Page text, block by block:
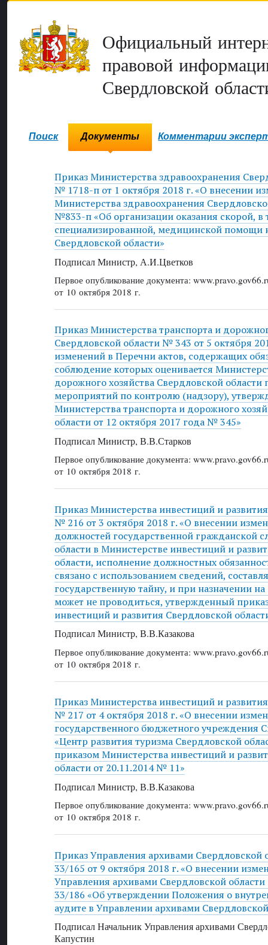
Официальный
правовой
Свердловской
Поиск Документы Комментарии
Приказ Министерства здравоохранения
№ 1718-п от 1 октября 2018 г. «О внесении
Министерства здравоохранения
№833-п «Об организации оказания скорой, в
специализированной, медицинской помощи
Свердловской области»
Подписал Министр, А.И.Цветков
Первое опубликование документа:
от 10 октября 2018 г.
Приказ Министерства транспорта и
Свердловской области № 343 от 5 октября
изменений в Перечни актов, содержащих
соблюдение которых оценивается
дорожного хозяйства Свердловской
мероприятий по контролю (надзору),
Министерства транспорта и дорожного
области от 12 октября 2017 года № 345»
Подписал Министр, В.В.Старков
Первое опубликование документа:
от 10 октября 2018 г.
Приказ Министерства инвестиций и
№ 216 от 3 октября 2018 г. «О внесении
должностей государственной гражданской
области в Министерстве инвестиций и
области, исполнение должностных
связано с использованием сведений,
государственную тайну, и при назначении
может не проводиться, утвержденный
инвестиций и развития Свердловской
Подписал Министр, В.В.Казакова
Первое опубликование документа:
от 10 октября 2018 г.
Приказ Министерства инвестиций и
№ 217 от 4 октября 2018 г. «О внесении
государственного бюджетного учреждения
«Центр развития туризма Свердловской
приказом Министерства инвестиций и
области от 20.11.2014 № 11»
Подписал Министр, В.В.Казакова
Первое опубликование документа:
от 10 октября 2018 г.
Приказ Управления архивами Свердловской
33/165 от 9 октября 2018 г. «О внесении
Управления архивами Свердловской
33/186 «Об утверждении Положения о
аудите в Управлении архивами
Подписал Начальник Управления архивами
Капустин